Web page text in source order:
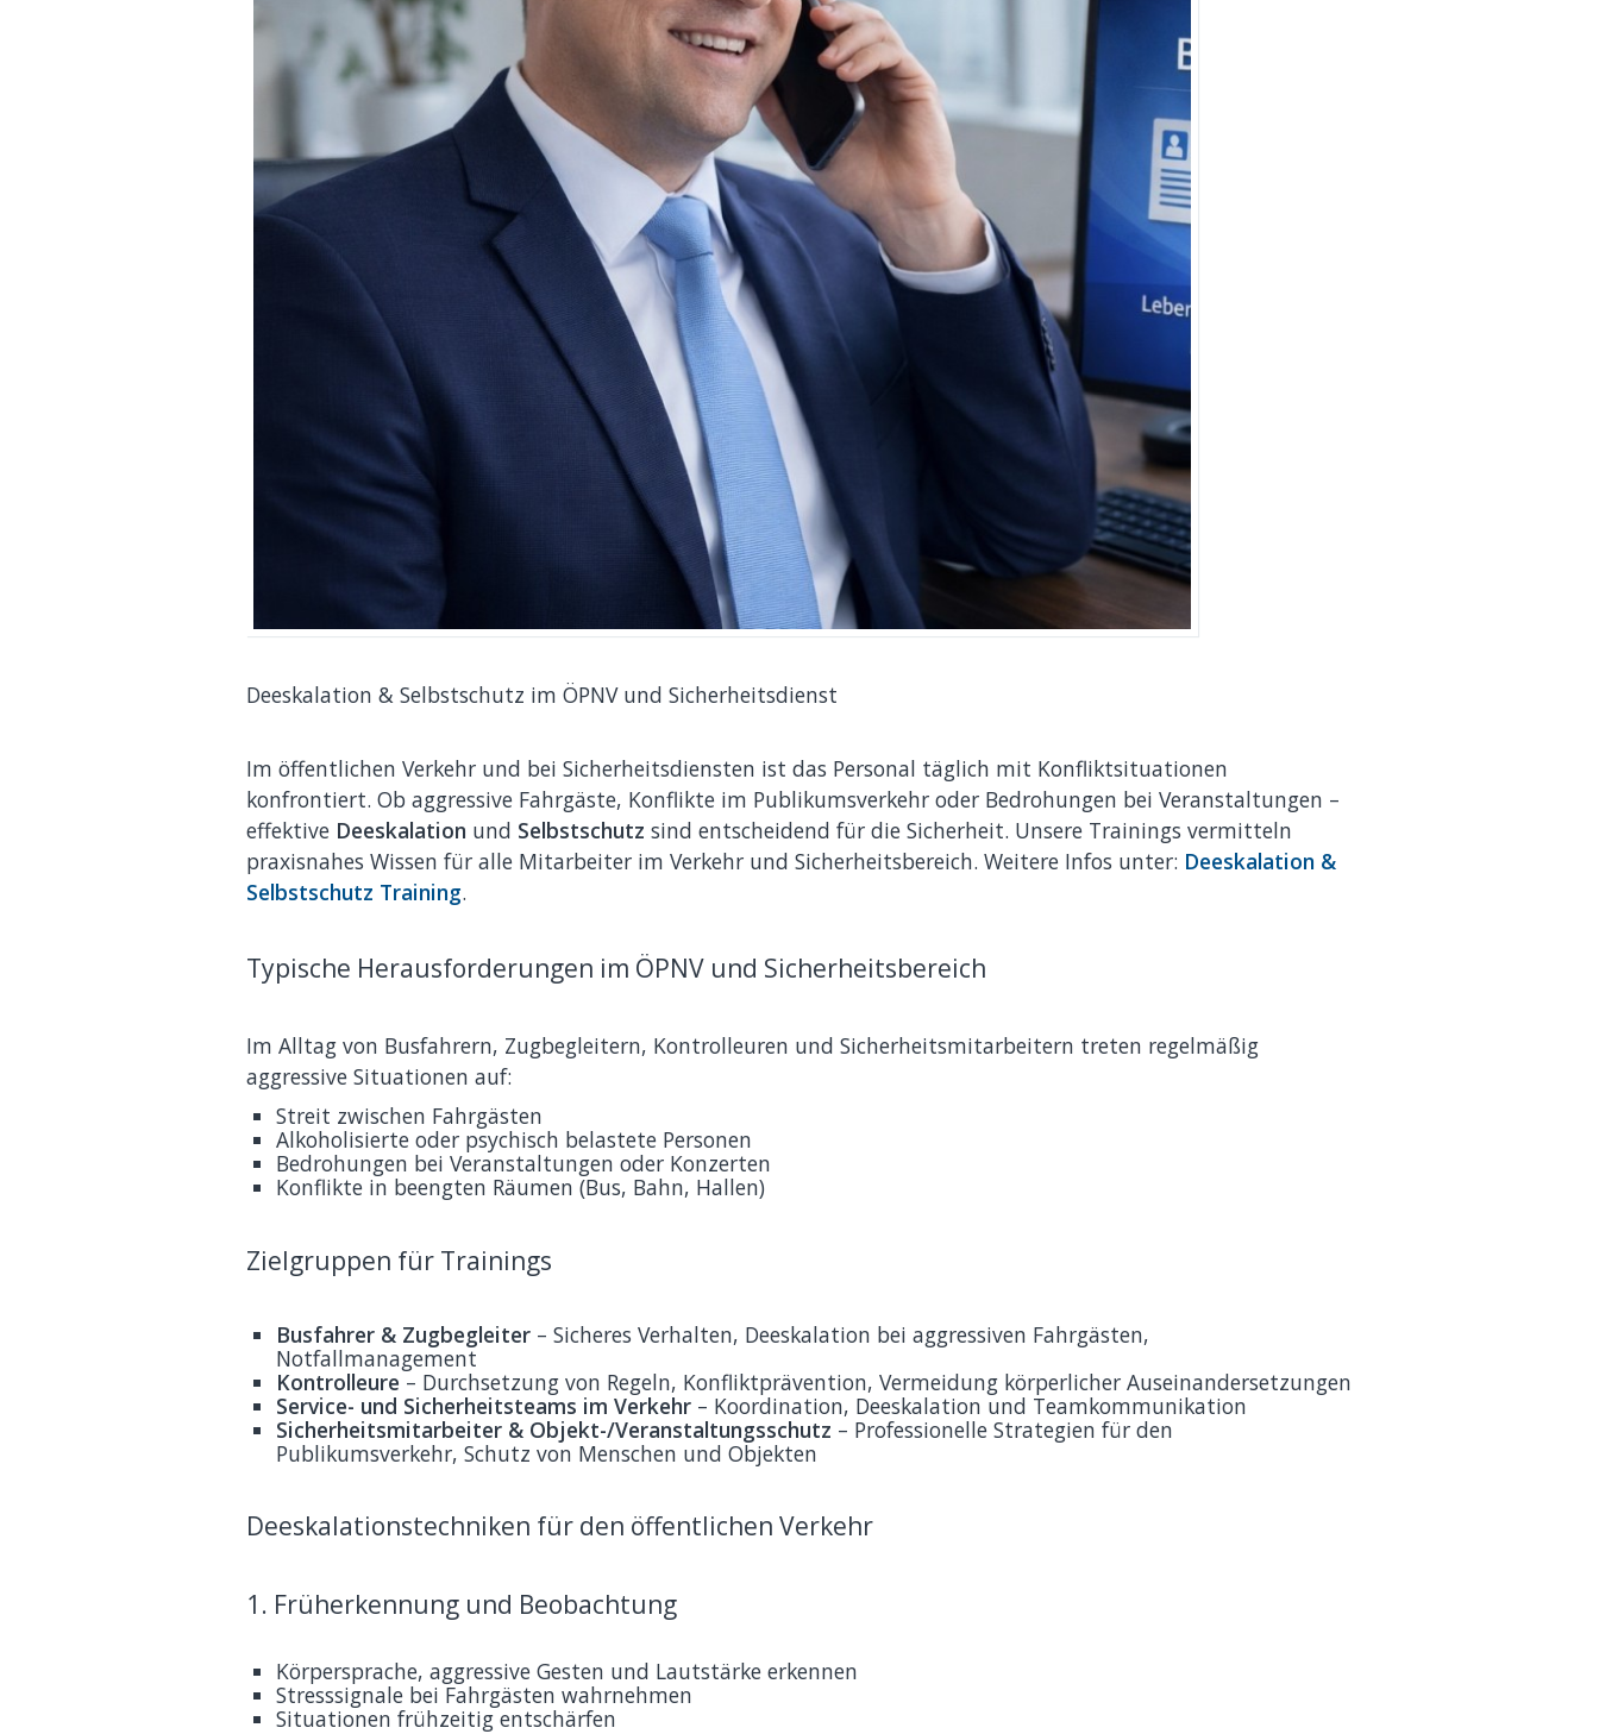
Deeskalation & Selbstschutz im ÖPNV und Sicherheitsdienst
Im öffentlichen Verkehr und bei Sicherheitsdiensten ist das Personal täglich mit Konfliktsituationen
konfrontiert. Ob aggressive Fahrgäste, Konflikte im Publikumsverkehr oder Bedrohungen bei Veranstaltungen –
effektive Deeskalation und Selbstschutz sind entscheidend für die Sicherheit. Unsere Trainings vermitteln
praxisnahes Wissen für alle Mitarbeiter im Verkehr und Sicherheitsbereich. Weitere Infos unter: Deeskalation &
Selbstschutz Training.
Typische Herausforderungen im ÖPNV und Sicherheitsbereich
Im Alltag von Busfahrern, Zugbegleitern, Kontrolleuren und Sicherheitsmitarbeitern treten regelmäßig
aggressive Situationen auf:
Streit zwischen Fahrgästen
Alkoholisierte oder psychisch belastete Personen
Bedrohungen bei Veranstaltungen oder Konzerten
Konflikte in beengten Räumen (Bus, Bahn, Hallen)
Zielgruppen für Trainings
Busfahrer & Zugbegleiter – Sicheres Verhalten, Deeskalation bei aggressiven Fahrgästen,
Notfallmanagement
Kontrolleure – Durchsetzung von Regeln, Konfliktprävention, Vermeidung körperlicher Auseinandersetzungen
Service- und Sicherheitsteams im Verkehr – Koordination, Deeskalation und Teamkommunikation
Sicherheitsmitarbeiter & Objekt-/Veranstaltungsschutz – Professionelle Strategien für den
Publikumsverkehr, Schutz von Menschen und Objekten
Deeskalationstechniken für den öffentlichen Verkehr
1. Früherkennung und Beobachtung
Körpersprache, aggressive Gesten und Lautstärke erkennen
Stresssignale bei Fahrgästen wahrnehmen
Situationen frühzeitig entschärfen